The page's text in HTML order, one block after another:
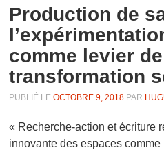
Production de
comme levier de
transformation
PUBLIÉ LEOCTOBRE 9, 2018 PAR
« Recherche-action et écriture
innovante des espaces